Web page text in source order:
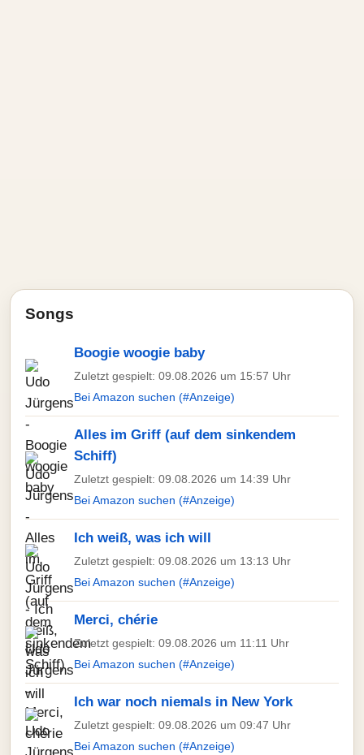
Songs
Boogie woogie baby
Zuletzt gespielt: 09.08.2026 um 15:57 Uhr
Bei Amazon suchen (#Anzeige)
Alles im Griff (auf dem sinkendem
Schiff)
Zuletzt gespielt: 09.08.2026 um 14:39 Uhr
Bei Amazon suchen (#Anzeige)
Ich weiß, was ich will
Zuletzt gespielt: 09.08.2026 um 13:13 Uhr
Bei Amazon suchen (#Anzeige)
Merci, chérie
Zuletzt gespielt: 09.08.2026 um 11:11 Uhr
Bei Amazon suchen (#Anzeige)
Ich war noch niemals in New York
Zuletzt gespielt: 09.08.2026 um 09:47 Uhr
Bei Amazon suchen (#Anzeige)